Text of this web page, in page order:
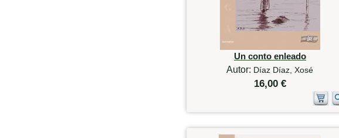
Un conto enleado
Autor: Díaz Díaz, Xosé
16,00 €